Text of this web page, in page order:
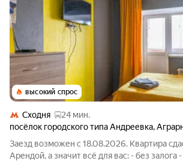
высокий спрос
Сходня
24 мин.
посёлок городского типа Андреевка,
Заезд возможен с 18.08.2026. Квартира
Арендой, а значит всё для вас: - без залога